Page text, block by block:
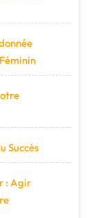
Succès
: Agir